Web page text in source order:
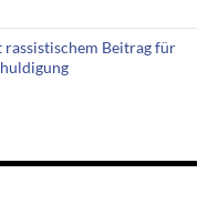
Beitrag für